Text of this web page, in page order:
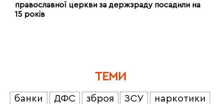
православної церкви за держзраду посадили на
15 років
ТЕМИ
банки ДФС зброя ЗСУ
наркотики